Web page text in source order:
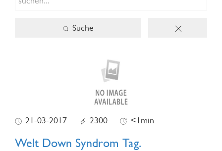
Suche
21-03-2017 2300 <1min
Welt Down Syndrom Tag.